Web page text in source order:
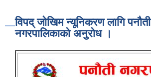
विपद् जोखिम न्यूनिकरण लागि पनौती
नगरपालिकाको अनुरोध ।